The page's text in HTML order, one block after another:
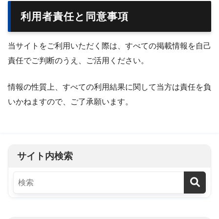
利用者責任と同意事項
当サイトをご利用いただく際は、すべての掲載情報を自己
責任でご判断のうえ、ご活用ください。
情報の性質上、すべての利用結果に関して当方は責任を負
いかねますので、ご了承願います。
サイト内検索